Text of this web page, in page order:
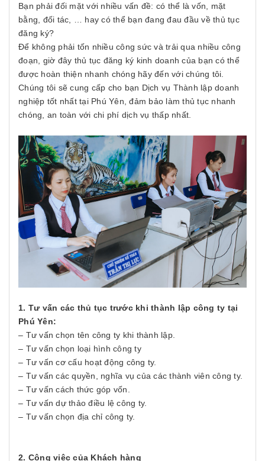
Bạn phải đối mặt với nhiều vấn đề: có thể là vốn, mặt
bằng, đối tác, … hay có thể bạn đang đau đầu về thủ tục
đăng ký?
Để không phải tốn nhiều công sức và trải qua nhiều công
đoạn, giờ đây thủ tục đăng ký kinh doanh của bạn có thể
được hoàn thiện nhanh chóng hãy đến với chúng tôi.
Chúng tôi sẽ cung cấp cho bạn Dịch vụ Thành lập doanh
nghiệp tốt nhất tại Phú Yên, đảm bảo làm thủ tục nhanh
chóng, an toàn với chi phí dịch vụ thấp nhất.
1. Tư vấn các thủ tục trước khi thành lập công ty tại
Phú Yên:
– Tư vấn chọn tên công ty khi thành lập.
– Tư vấn chọn loại hình công ty
– Tư vấn cơ cấu hoạt động công ty.
– Tư vấn các quyền, nghĩa vụ của các thành viên công ty.
– Tư vấn cách thức góp vốn.
– Tư vấn dự thảo điều lệ công ty.
– Tư vấn chọn địa chỉ công ty.
2. Công việc của Khách hàng